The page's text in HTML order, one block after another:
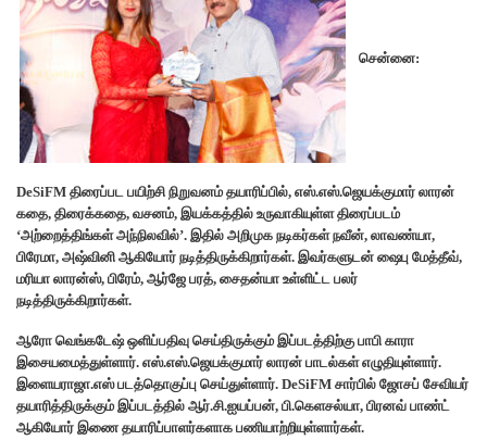
சென்னை:
DeSiFM திரைப்பட பயிற்சி நிறுவனம் தயாரிப்பில், எஸ்.எஸ்.ஜெயக்குமார் லாரன்
கதை, திரைக்கதை, வசனம், இயக்கத்தில் உருவாகியுள்ள திரைப்படம்
‘அற்றைத்திங்கள் அந்நிலவில்’. இதில் அறிமுக நடிகர்கள் நவீன், லாவண்யா,
பிரேமா, அஷ்வினி ஆகியோர் நடித்திருக்கிறார்கள். இவர்களுடன் ஷைபு மேத்தீவ்,
மரியா லாரன்ஸ், பிரேம், ஆர்ஜே பரத், சைதன்யா உள்ளிட்ட பலர்
நடித்திருக்கிறார்கள்.
ஆரோ வெங்கடேஷ் ஒளிப்பதிவு செய்திருக்கும் இப்படத்திற்கு பாபி காரா
இசையமைத்துள்ளார். எஸ்.எஸ்.ஜெயக்குமார் லாரன் பாடல்கள் எழுதியுள்ளார்.
இளையராஜா.எஸ் படத்தொகுப்பு செய்துள்ளார். DeSiFM சார்பில் ஜோசப் சேவியர்
தயாரித்திருக்கும் இப்படத்தில் ஆர்.சி.ஐயப்பன், பி.கெளசல்யா, பிரனவ் பாண்ட்
ஆகியோர் இணை தயாரிப்பாளர்களாக பணியாற்றியுள்ளார்கள்.